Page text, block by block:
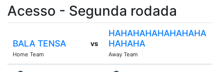
Acesso - Segunda rodada
BALA TENSA
Home Team
vs
HAHAHAHAHAHAHAHA
HAHAHA
Away Team